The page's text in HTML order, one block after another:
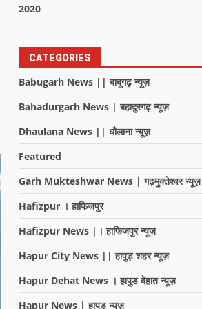
2020
CATEGORIES
Babugarh News || बाबूगढ़ न्यूज़
Bahadurgarh News | बहादुरगढ़ न्यूज़
Dhaulana News || धौलाना न्यूज़
Featured
Garh Mukteshwar News | गढ़मुक्तेश्वर न्यूज़
Hafizpur । हाफिजपुर
Hafizpur News |। हाफिजपुर न्यूज़
Hapur City News || हापुड़ शहर न्यूज़
Hapur Dehat News । हापुड देहात न्यूज़
Hapur News | हापुड़ न्यूज़